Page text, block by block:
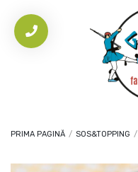
PRIMA PAGINĂ / SOS&TOPPING /